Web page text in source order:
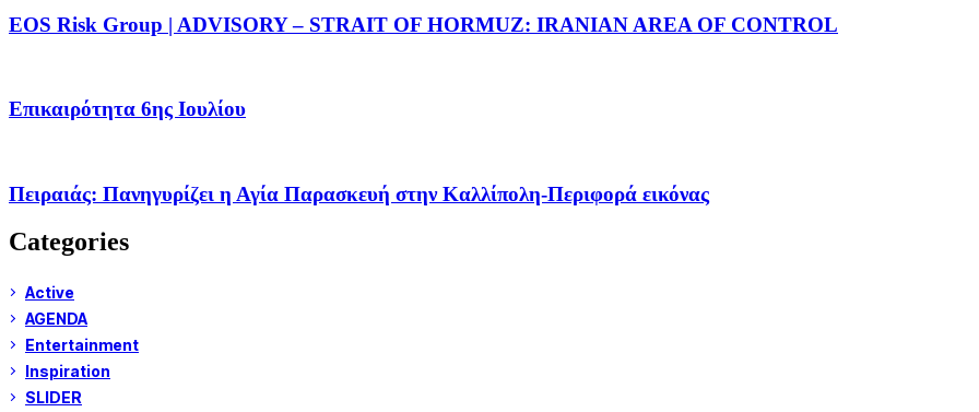
EOS Risk Group | ADVISORY – STRAIT OF HORMUZ: IRANIAN AREA OF CONTROL
Επικαιρότητα 6ης Ιουλίου
Πειραιάς: Πανηγυρίζει η Αγία Παρασκευή στην Καλλίπολη-Περιφορά εικόνας
Categories
Active
AGENDA
Entertainment
Inspiration
SLIDER